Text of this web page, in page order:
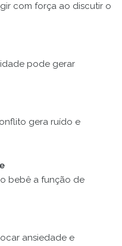
com força ao discutir o
pode gerar
gera ruído e
bebê a função de
ansiedade e